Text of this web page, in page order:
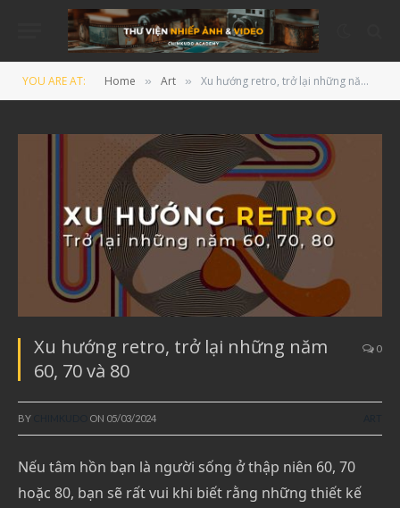
YOU ARE AT: Home » Art » Xu hướng retro, trở lại những năm 60, 70 và 80
Xu hướng retro, trở lại những năm
60, 70 và 80
0
BY ON 05/03/2024
Nếu tâm hồn bạn là người sống ở thập niên 60, 70
hoặc 80, bạn sẽ rất vui khi biết rằng những thiết kế